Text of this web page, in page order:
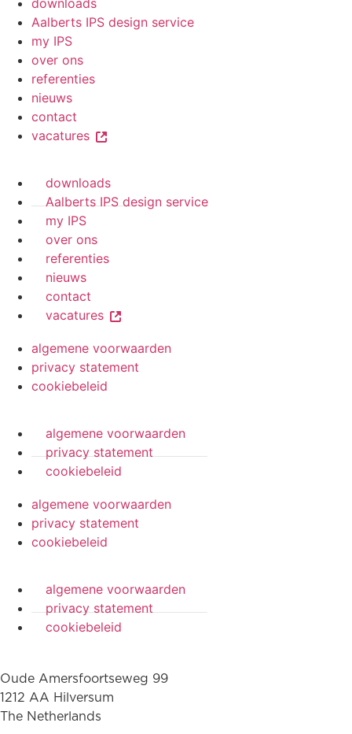
downloads
Aalberts IPS design service
my IPS
over ons
referenties
nieuws
contact
vacatures
downloads
Aalberts IPS design service
my IPS
over ons
referenties
nieuws
contact
vacatures
algemene voorwaarden
privacy statement
cookiebeleid
algemene voorwaarden
privacy statement
cookiebeleid
algemene voorwaarden
privacy statement
cookiebeleid
algemene voorwaarden
privacy statement
cookiebeleid
Oude Amersfoortseweg 99
1212 AA Hilversum
The Netherlands